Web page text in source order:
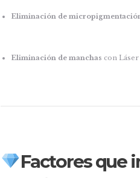
Eliminación de
Eliminación de manchas con
Factores que